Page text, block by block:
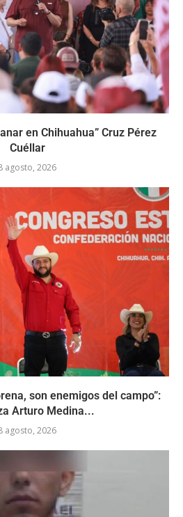
en Chihuahua” Cruz Pérez
Cuéllar
agosto, 2026
son enemigos del campo”:
Arturo Medina...
agosto, 2026